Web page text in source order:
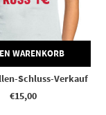
WARENKORB
Schluss-Verkauf
€15,00